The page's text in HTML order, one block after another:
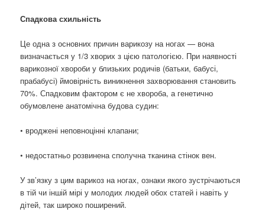
Спадкова схильність
Це одна з основних причин варикозу на ногах — вона
визначається у 1/3 хворих з цією патологією. При наявності
варикозної хвороби у близьких родичів (батьки, бабусі,
прабабусі) ймовірність виникнення захворювання становить
70%. Спадковим фактором є не хвороба, а генетично
обумовлене анатомічна будова судин:
• вроджені неповноцінні клапани;
• недостатньо розвинена сполучна тканина стінок вен.
У зв’язку з цим варикоз на ногах, ознаки якого зустрічаються
в тій чи іншій мірі у молодих людей обох статей і навіть у
дітей, так широко поширений.